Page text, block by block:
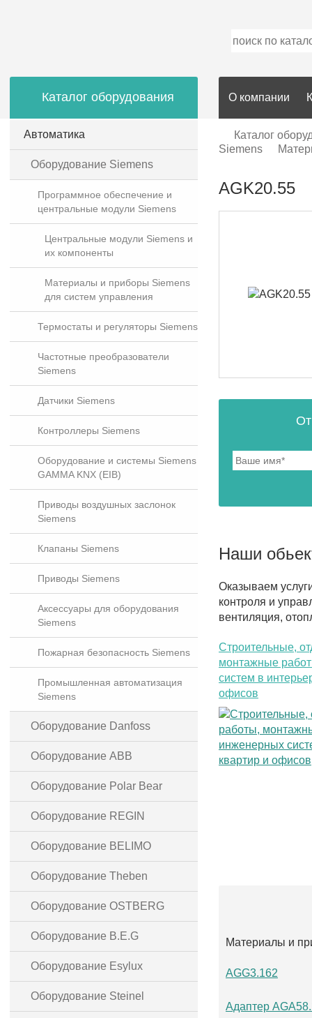
Каталог оборудования
Автоматика
Оборудование Siemens
Программное обеспечение и
центральные модули Siemens
Центральные модули Siemens и
их компоненты
Материалы и приборы Siemens
для систем управления
Термостаты и регуляторы Siemens
Частотные преобразователи
Siemens
Датчики Siemens
Контроллеры Siemens
Оборудование и системы Siemens
GAMMA KNX (EIB)
Приводы воздушных заслонок
Siemens
Клапаны Siemens
Приводы Siemens
Аксессуары для оборудования
Siemens
Пожарная безопасность Siemens
Промышленная автоматизация
Siemens
Оборудование Danfoss
Оборудование ABB
Оборудование Polar Bear
Оборудование REGIN
Оборудование BELIMO
Оборудование Theben
Оборудование OSTBERG
Оборудование B.E.G
Оборудование Esylux
Оборудование Steinel
О компании
Каталог
Siemens
AGK20.55
Наши
Оказываем
контроля и
вентиляция,
Строительные,
монтажные
систем в
офисов
Материалы и
AGG3.162
Адаптер